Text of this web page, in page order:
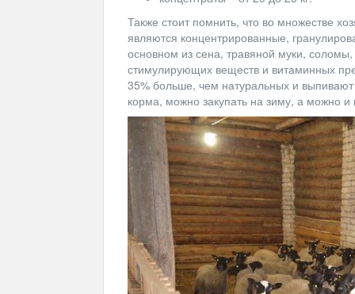
Также стоит помнить, что во множестве
являются концентрированные,
основном из сена, травяной муки,
стимулирующих веществ и витаминных
35% больше, чем натуральных и
корма, можно закупать на зиму, а можно и